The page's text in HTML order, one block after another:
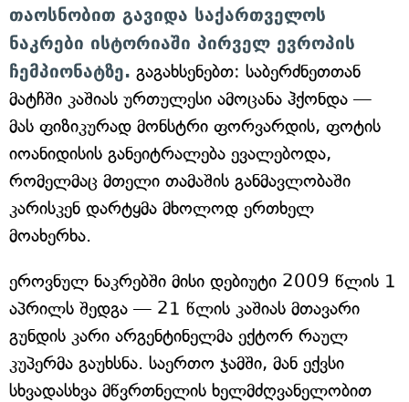
თაოსნობით გავიდა საქართველოს
ნაკრები ისტორიაში პირველ ევროპის
ჩემპიონატზე. გაგახსენებთ: საბერძნეთთან
მატჩში კაშიას ურთულესი ამოცანა ჰქონდა —
მას ფიზიკურად მონსტრი ფორვარდის, ფოტის
იოანიდისის განეიტრალება ევალებოდა,
რომელმაც მთელი თამაშის განმავლობაში
კარისკენ დარტყმა მხოლოდ ერთხელ
მოახერხა.
ეროვნულ ნაკრებში მისი დებიუტი 2009 წლის 1
აპრილს შედგა — 21 წლის კაშიას მთავარი
გუნდის კარი არგენტინელმა ექტორ რაულ
კუპერმა გაუხსნა. საერთო ჯამში, მან ექვსი
სხვადასხვა მწვრთნელის ხელმძღვანელობით